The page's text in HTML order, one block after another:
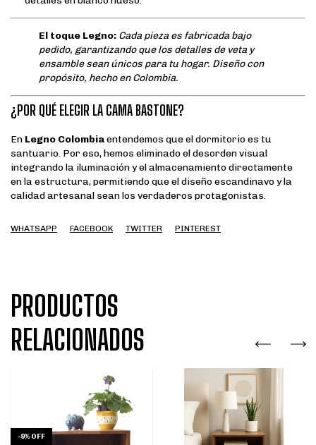
El toque Legno: Cada pieza es fabricada bajo
pedido, garantizando que los detalles de veta y
ensamble sean únicos para tu hogar. Diseño con
propósito, hecho en Colombia.
¿POR QUÉ ELEGIR LA CAMA BASTONE?
En Legno Colombiaentendemos que el dormitorio es tu
santuario. Por eso, hemos eliminado el desorden visual
integrando la iluminación y el almacenamiento directamente
en la estructura, permitiendo que el diseño escandinavo y la
calidad artesanal sean los verdaderos protagonistas.
WHATSAPP FACEBOOK TWITTER PINTEREST
PRODUCTOS
RELACIONADOS
-9% OFF